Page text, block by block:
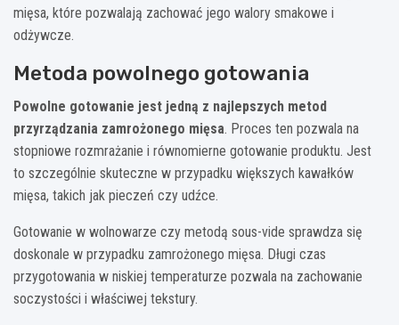
mięsa, które pozwalają zachować jego walory smakowe i
odżywcze.
Metoda powolnego gotowania
Powolne gotowanie jest jedną z najlepszych metod
przyrządzania zamrożonego mięsa. Proces ten pozwala na
stopniowe rozmrażanie i równomierne gotowanie produktu. Jest
to szczególnie skuteczne w przypadku większych kawałków
mięsa, takich jak pieczeń czy udźce.
Gotowanie w wolnowarze czy metodą sous-vide sprawdza się
doskonale w przypadku zamrożonego mięsa. Długi czas
przygotowania w niskiej temperaturze pozwala na zachowanie
soczystości i właściwej tekstury.